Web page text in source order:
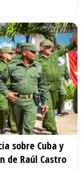
sobre Cuba y
de Raúl Castro